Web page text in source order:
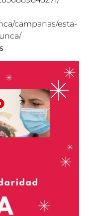
campanas/esta-